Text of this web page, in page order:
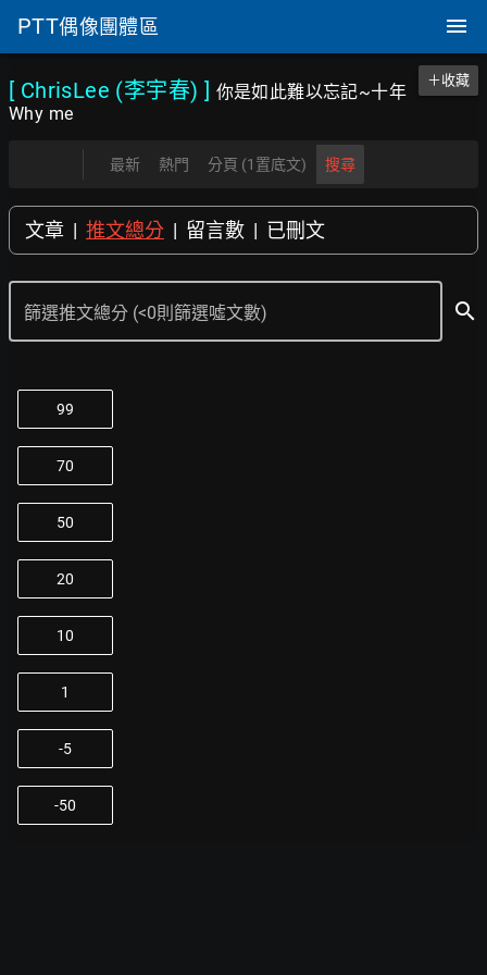
PTT偶像團體區
[ ChrisLee (李宇春) ] 你是如此難以忘記~十年
Why me
＋收藏
最新 熱門 分頁 (1置底文) 搜尋
文章 | 推文總分 | 留言數 | 已刪文
篩選推文總分 (<0則篩選噓文數) search
99
70
50
20
10
1
-5
-50